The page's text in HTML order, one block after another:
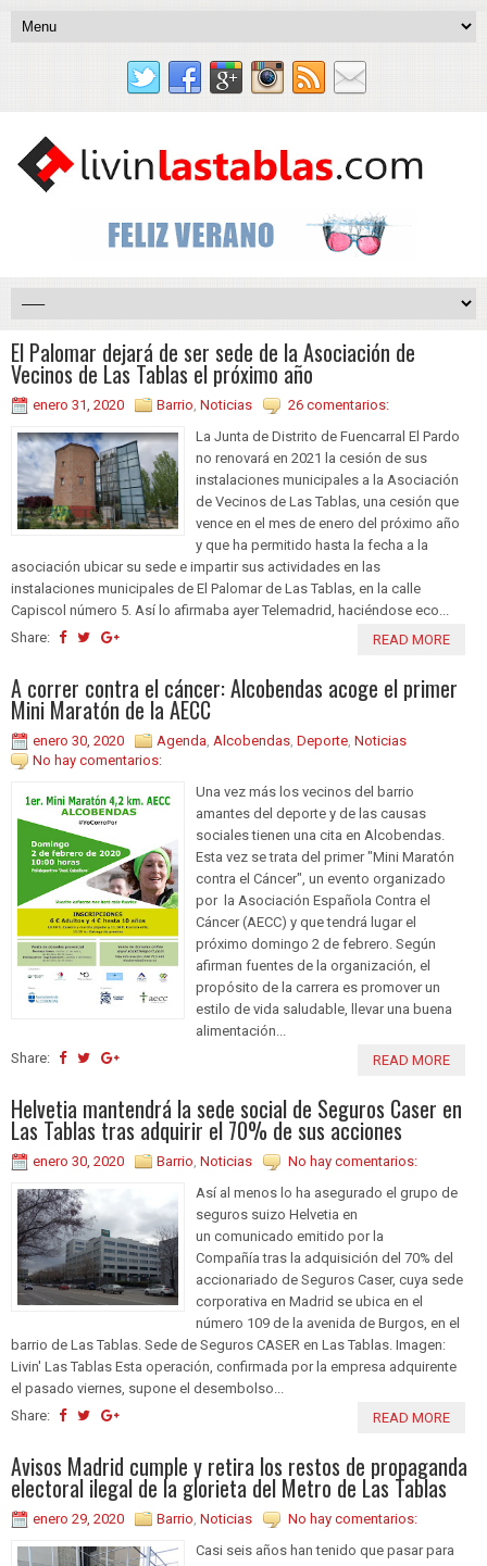
El Palomar dejará de ser sede de la Asociación de
Vecinos de Las Tablas el próximo año
enero 31, 2020 Barrio, Noticias
26 comentarios:
La Junta de Distrito de Fuencarral El Pardo
no renovará en 2021 la cesión de sus
instalaciones municipales a la Asociación
de Vecinos de Las Tablas, una cesión que
vence en el mes de enero del próximo año
y que ha permitido hasta la fecha a la
asociación ubicar su sede e impartir sus actividades en las
instalaciones municipales de El Palomar de Las Tablas, en la calle
Capiscol número 5. Así lo afirmaba ayer Telemadrid, haciéndose eco...
Share:
READ MORE
A correr contra el cáncer: Alcobendas acoge el primer
Mini Maratón de la AECC
enero 30, 2020 Agenda, Alcobendas, Deporte, Noticias
No hay comentarios:
Una vez más los vecinos del barrio
amantes del deporte y de las causas
sociales tienen una cita en Alcobendas.
Esta vez se trata del primer "Mini Maratón
contra el Cáncer", un evento organizado
por la Asociación Española Contra el
Cáncer (AECC) y que tendrá lugar el
próximo domingo 2 de febrero. Según
afirman fuentes de la organización, el
propósito de la carrera es promover un
estilo de vida saludable, llevar una buena
alimentación...
Share:
READ MORE
Helvetia mantendrá la sede social de Seguros Caser en
Las Tablas tras adquirir el 70% de sus acciones
enero 30, 2020 Barrio, Noticias
No hay comentarios:
Así al menos lo ha asegurado el grupo de
seguros suizo Helvetia en
un comunicado emitido por la
Compañía tras la adquisición del 70% del
accionariado de Seguros Caser, cuya sede
corporativa en Madrid se ubica en el
número 109 de la avenida de Burgos, en el
barrio de Las Tablas. Sede de Seguros CASER en Las Tablas. Imagen:
Livin' Las Tablas Esta operación, confirmada por la empresa adquirente
el pasado viernes, supone el desembolso...
Share:
READ MORE
Avisos Madrid cumple y retira los restos de propaganda
electoral ilegal de la glorieta del Metro de Las Tablas
enero 29, 2020 Barrio, Noticias
No hay comentarios:
Casi seis años han tenido que pasar para